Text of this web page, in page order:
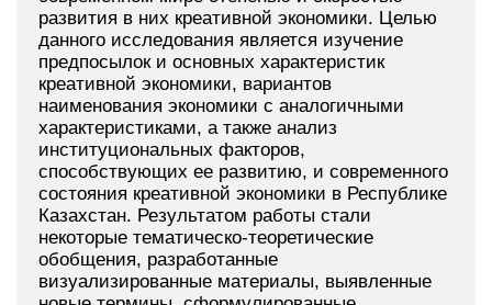
развития в них креативной экономики. Целью
данного исследования является изучение
предпосылок и основных характеристик
креативной экономики, вариантов
наименования экономики с аналогичными
характеристиками, а также анализ
институциональных факторов,
способствующих ее развитию, и современного
состояния креативной экономики в Республике
Казахстан. Результатом работы стали
некоторые тематическо-теоретические
обобщения, разработанные
визуализированные материалы, выявленные